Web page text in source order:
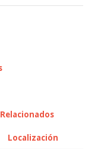
Localización